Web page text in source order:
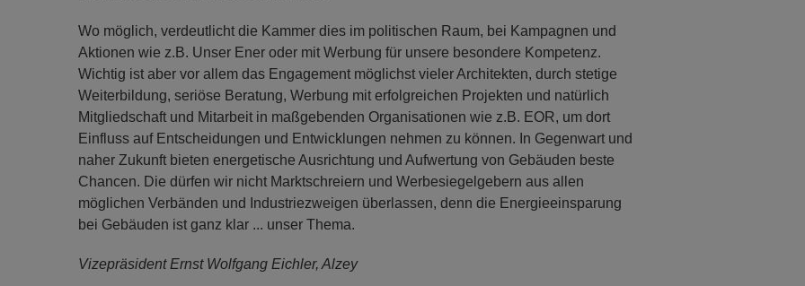
Wo möglich, verdeutlicht die Kammer dies im politischen Raum, bei Kampagnen und
Aktionen wie z.B. Unser Ener oder mit Werbung für unsere besondere Kompetenz.
Wichtig ist aber vor allem das Engagement möglichst vieler Architekten, durch stetige
Weiterbildung, seriöse Beratung, Werbung mit erfolgreichen Projekten und natürlich
Mitgliedschaft und Mitarbeit in maßgebenden Organisationen wie z.B. EOR, um dort
Einfluss auf Entscheidungen und Entwicklungen nehmen zu können. In Gegenwart und
naher Zukunft bieten energetische Ausrichtung und Aufwertung von Gebäuden beste
Chancen. Die dürfen wir nicht Marktschreiern und Werbesiegelgebern aus allen
möglichen Verbänden und Industriezweigen überlassen, denn die Energieeinsparung
bei Gebäuden ist ganz klar ... unser Thema.
Vizepräsident Ernst Wolfgang Eichler, Alzey